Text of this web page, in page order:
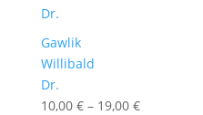
Gawlik
Willibald
Dr.
10,00 €– 19,00 €